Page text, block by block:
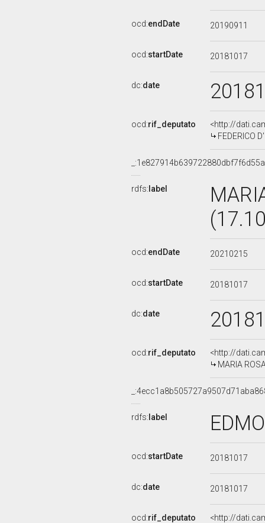
ocd:endDate 20190911
ocd:startDate 20181017
dc:date
ocd:rif_deputato
<http://
FEDERICO
rdfs: label
ocd:endDate 20210215
ocd:startDate 20181017
dc:date
ocd:rif_deputato
<http://
MARIA
rdfs: label
ocd:startDate 20181017
dc:date 20181017
ocd:rif_deputato
<http://